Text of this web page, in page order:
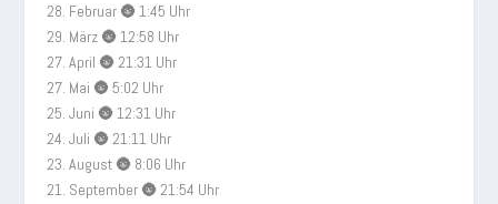
28. Februar 🌚 1:45 Uhr
29. März 🌚 12:58 Uhr
27. April 🌚 21:31 Uhr
27. Mai 🌚 5:02 Uhr
25. Juni 🌚 12:31 Uhr
24. Juli 🌚 21:11 Uhr
23. August 🌚 8:06 Uhr
21. September 🌚 21:54 Uhr